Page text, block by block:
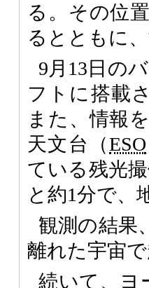
る。その位
るとともに
9月13日の
フトに搭載
また、情報
天文台（ESO
ている残光
と約1分で、
観測の結果
離れた宇宙
続いて、ヨ